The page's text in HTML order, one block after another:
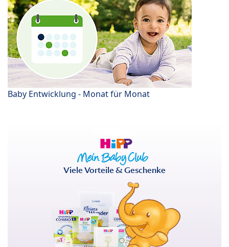
Baby Entwicklung - Monat für Monat
Viele Vorteile & Geschenke